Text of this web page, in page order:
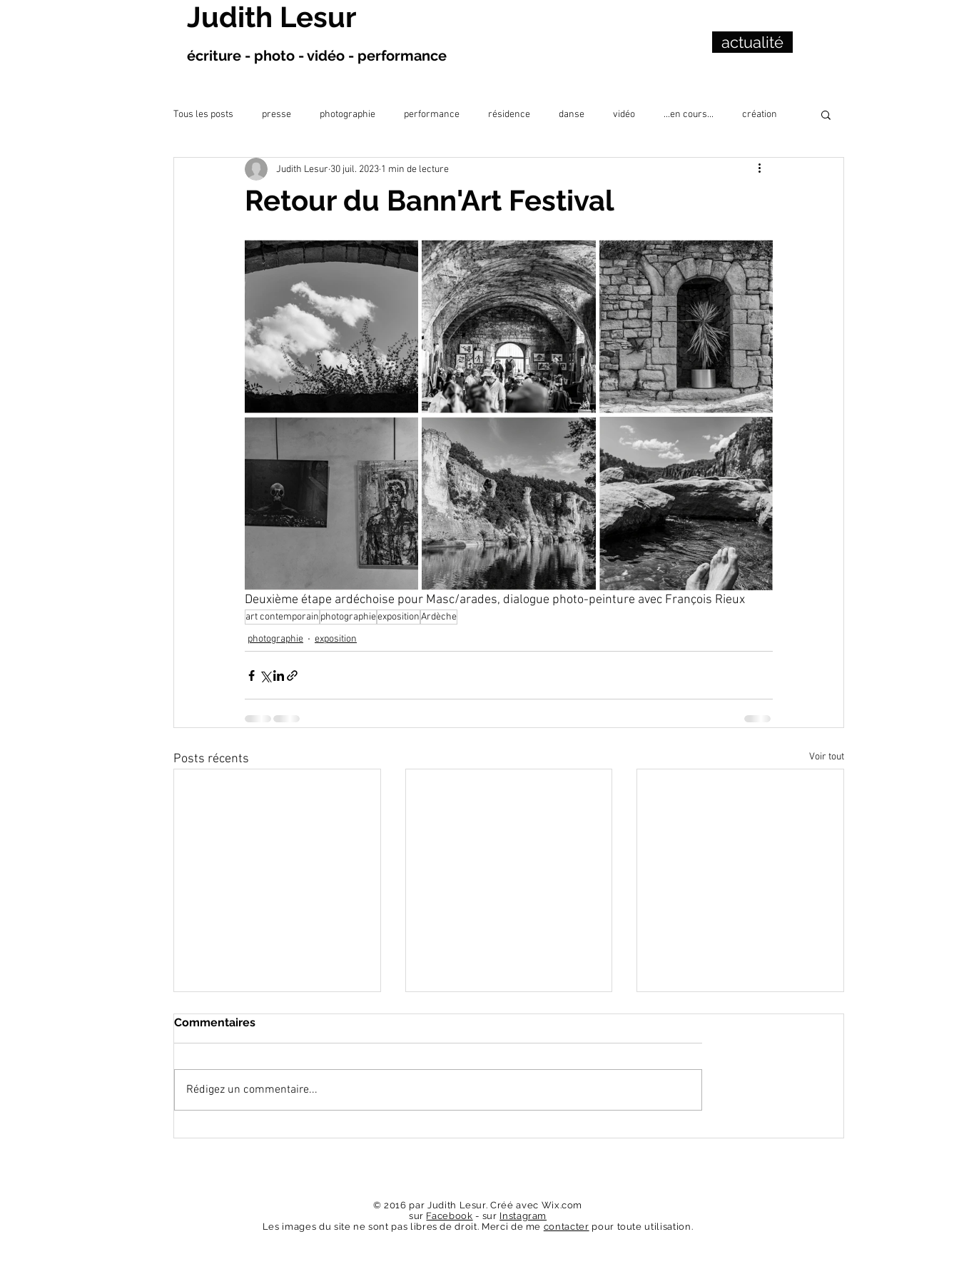
Judith Lesur
écriture - photo - vidéo - performance
actualité
Tous les posts presse photographie performance résidence danse vidéo ...en cours... création
projet à l&#39;hôpital projection exposition lecture
Retour du Bann'Art Festival
Judith Lesur 30 juil. 2023 1 min de lecture
Deuxième étape ardéchoise pour Masc/arades, dialogue photo-peinture avec François Rieux
art contemporain photographieexpositionArdèche
photographie
exposition
Posts récents Voir tout
Commentaires
Rédigez un commentaire...
© 2016 par Judith Lesur. Créé avec Wix.com
sur Facebook - sur Instagram
Les images du site ne sont pas libres de droit. Merci de me contacter pour toute utilisation.